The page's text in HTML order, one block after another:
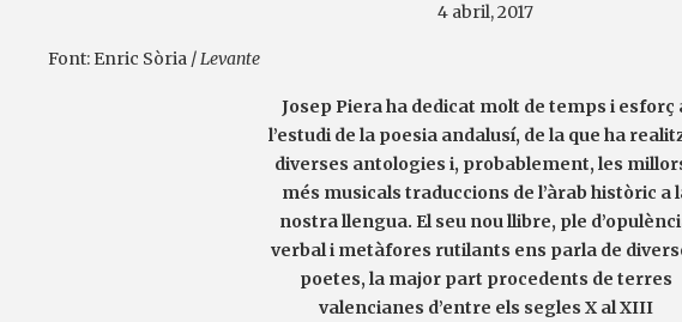
4 abril, 2017
Font: Enric Sòria /Levante
Josep Piera ha dedicat molt de temps i esforç
l’estudi de la poesia andalusí, de la que ha
diverses antologies i, probablement, les
més musicals traduccions de l’àrab històric a
nostra llengua. El seu nou llibre, ple
verbal i metàfores rutilants ens parla de
poetes, la major part procedents de terres
valencianes d’entre els segles X al XIII